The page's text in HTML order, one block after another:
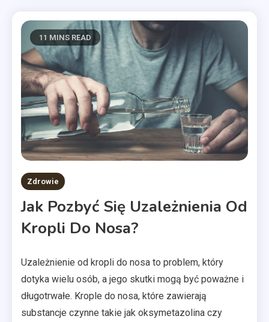
11 MINS READ
Zdrowie
Jak Pozbyć Się Uzależnienia Od
Kropli Do Nosa?
Uzależnienie od kropli do nosa to problem, który
dotyka wielu osób, a jego skutki mogą być poważne i
długotrwałe. Krople do nosa, które zawierają
substancje czynne takie jak oksymetazolina czy